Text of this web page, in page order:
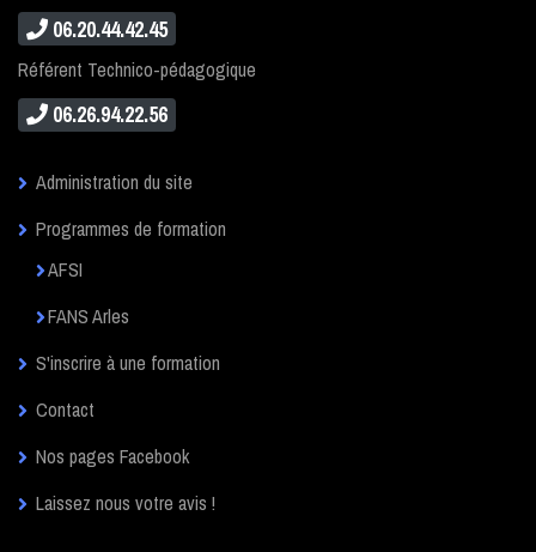
06.20.44.42.45
Référent Technico-pédagogique
06.26.94.22.56
Administration du site
Programmes de formation
AFSI
FANS Arles
S'inscrire à une formation
Contact
Nos pages Facebook
Laissez nous votre avis !